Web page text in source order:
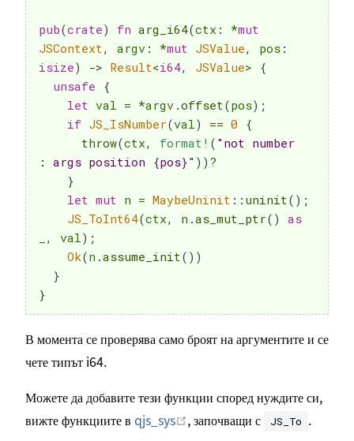
pub(crate) fn arg_i64(ctx : *mut
JSContext , argv : *mut JSValue, pos :
isize) -> Result<i64, JSValue> {
unsafe {
let val = *argv .offset (pos) ;
if JS_IsNumber(val ) == 0 {
throw(ctx, format! ( "not number
: args position {pos}" ) ) ?
}
let mut n = MaybeUninit :: uninit ( ) ;
JS_ToInt64(ctx, n .as_mut_ptr( ) as
, val ) ;
Ok(n .assume_init ( ) )
}
}
В момента се проверява само броят на аргументите и се
чете типът i64.
Можете да добавите тези функции според нуждите си,
вижте функциите в qjs_sys Отваряне в нов прозорец
, започващи с JS_To .